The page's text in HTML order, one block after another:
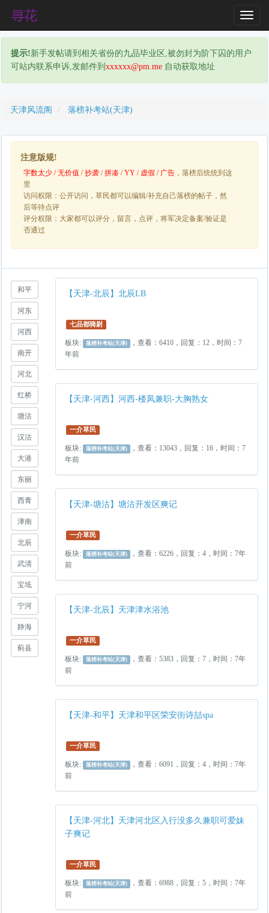
T
o
g
e
i
提示!新手发帖请到相关省份的九品毕业区,被勿封为阶下囚的用户
可站内联系申诉,发邮件到 xxxxxx@pm.me 自动获取地址
天津风流阁 落榜补考站(天津)
注意版规!
字数太少 / 无价值 / 抄袭 / 拼凑 / YY / 虚假 / 广告 ，落榜后统统到这
里
访问权限：公开访问，草民都可以编辑/补充自己落榜的帖子，然
后等待点评
评分权限：大家都可以评分，留言，点评，将军决定备案/验证是
否通过
和平
河东
河西
南开
河北
红桥
塘沽
汉沽
大港
东丽
西青
津南
北辰
武清
宝坻
宁河
静海
蓟县
【天津-北辰】北辰LB
七品都骑尉
板块: 落榜补考站(天津)
，查看：6410，回复：12，时间：7
年前
【天津-河西】河西-楼凤兼职-大胸熟女
一介草民
板块: 落榜补考站(天津)
，查看：13043，回复：16，时间：7
年前
【天津-塘沽】塘沽开发区爽记
一介草民
板块: 落榜补考站(天津)
，查看：6226，回复：4，时间：7年
前
【天津-北辰】天津津水浴池
一介草民
板块: 落榜补考站(天津)
，查看：5383，回复：7，时间：7年
前
【天津-和平】天津和平区荣安街诗喆spa
一介草民
板块: 落榜补考站(天津)
，查看：6091，回复：4，时间：7年
前
【天津-河北】天津河北区入行没多久兼职可爱妹
子爽记
一介草民
板块: 落榜补考站(天津)
，查看：6988，回复：5，时间：7年
前